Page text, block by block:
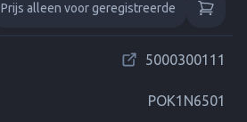
Prijs alleen voor geregistreerde
5000300111
POK1N6501